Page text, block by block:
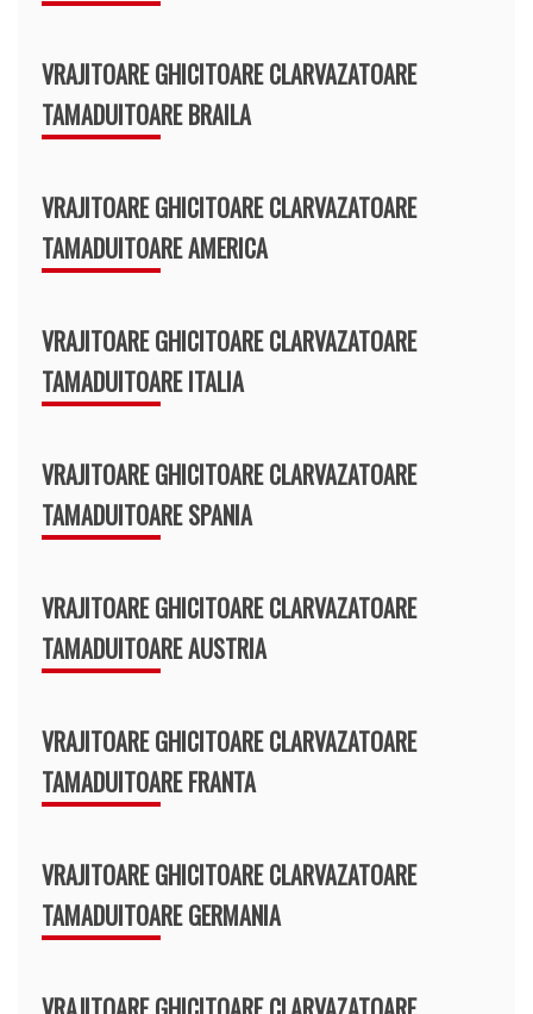
VRAJITOARE GHICITOARE CLARVAZATOARE
TAMADUITOARE BRAILA
VRAJITOARE GHICITOARE CLARVAZATOARE
TAMADUITOARE AMERICA
VRAJITOARE GHICITOARE CLARVAZATOARE
TAMADUITOARE ITALIA
VRAJITOARE GHICITOARE CLARVAZATOARE
TAMADUITOARE SPANIA
VRAJITOARE GHICITOARE CLARVAZATOARE
TAMADUITOARE AUSTRIA
VRAJITOARE GHICITOARE CLARVAZATOARE
TAMADUITOARE FRANTA
VRAJITOARE GHICITOARE CLARVAZATOARE
TAMADUITOARE GERMANIA